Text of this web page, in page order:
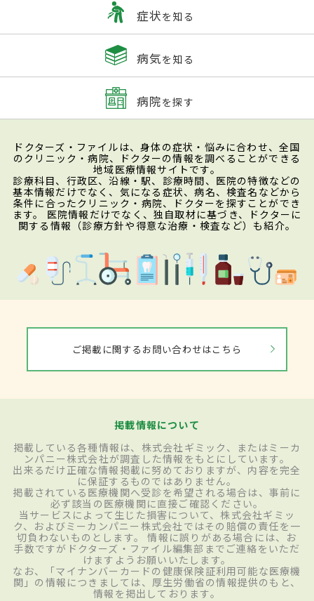
症状を知る
病気を知る
病院を探す
ドクターズ・ファイルは、身体の症状・悩みに合わせ、全国
のクリニック・病院、ドクターの情報を調べることができる
地域医療情報サイトです。
診療科目、行政区、沿線・駅、診療時間、医院の特徴などの
基本情報だけでなく、気になる症状、病名、検査名などから
条件に合ったクリニック・病院、ドクターを探すことができ
ます。 医院情報だけでなく、独自取材に基づき、ドクターに
関する情報（診療方針や得意な治療・検査など）も紹介。
ご掲載に関するお問い合わせはこちら
掲載情報について
掲載している各種情報は、株式会社ギミック、またはミーカ
ンパニー株式会社が調査した情報をもとにしています。
出来るだけ正確な情報掲載に努めておりますが、内容を完全
に保証するものではありません。
掲載されている医療機関へ受診を希望される場合は、事前に
必ず該当の医療機関に直接ご確認ください。
当サービスによって生じた損害について、株式会社ギミッ
ク、およびミーカンパニー株式会社ではその賠償の責任を一
切負わないものとします。 情報に誤りがある場合には、お
手数ですがドクターズ・ファイル編集部までご連絡をいただ
けますようお願いいたします。
なお、「マイナンバーカードの健康保険証利用可能な医療機
関」の情報につきましては、厚生労働省の情報提供のもと、
情報を掲出しております。